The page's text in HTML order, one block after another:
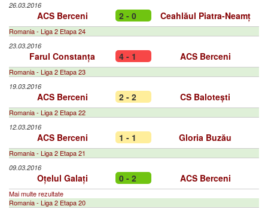
26.03.2016
ACS Berceni 2 - 0 Ceahlăul Piatra-Neamț
Romania - Liga 2 Etapa 24
23.03.2016
Farul Constanța 4 - 1 ACS Berceni
Romania - Liga 2 Etapa 23
19.03.2016
ACS Berceni 2 - 2 CS Balotești
Romania - Liga 2 Etapa 22
12.03.2016
ACS Berceni 1 - 1 Gloria Buzău
Romania - Liga 2 Etapa 21
09.03.2016
Oțelul Galați 0 - 2 ACS Berceni
Mai multe rezultate
Romania - Liga 2 Etapa 20